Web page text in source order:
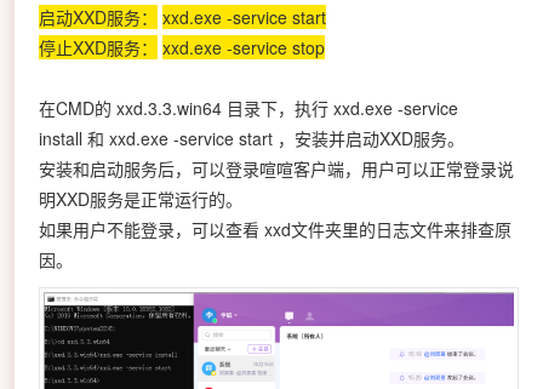
启动XXD服务：
xxd.exe -service start
停止XXD服务：
xxd.exe -service stop
在CMD的 xxd.3.3.win64 目录下，执行 xxd.exe -service
install 和 xxd.exe -service start ，安装并启动XXD服务。
安装和启动服务后，可以登录喧喧客户端，用户可以正常登录说
明XXD服务是正常运行的。
如果用户不能登录，可以查看 xxd文件夹里的日志文件来排查原
因。